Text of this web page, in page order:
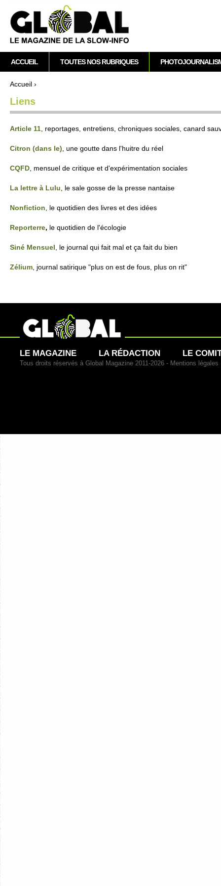
Vous êtes ici
Accueil ›
Liens
Article 11 , re­po­rtages, en­tre­ti­ens, chroniques so­ci­ales, canard
Ci­tron (dans le) , une goutte dans l'huitre du réel
CQFD , mensuel de cri­tique et d'expéri­mentation so­ci­ales
La lettre à Lulu , le sale gosse de la pre­sse nantaise
Nonfi­ction , le quotidien des livres et des idées
Re­po­rte­rre, le quotidien de l'éco­logie
Siné Mensuel , le journal qui fait mal et ça fait du bien
Zélium , journal sati­rique "plus on est de fous, plus on rit"
M
e
n
p
r
i
c
p
a
l
ACCUEIL TOUTES NOS RUBRIQUES
LE MAGAZINE LA RÉDACTION LE
Tous droits réservés à Global Magazine 2011-2026 - Mentions légales